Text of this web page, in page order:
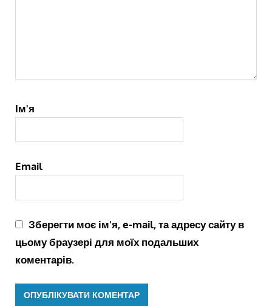
Ім'я
Email
Зберегти моє ім'я, e-mail, та адресу сайту в
цьому браузері для моїх подальших
коментарів.